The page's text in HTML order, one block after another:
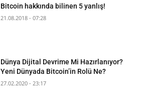
Bitcoin hakkında bilinen 5 yanlış!
21.08.2018 - 07:28
Dünya Dijital Devrime Mi Hazırlanıyor?
Yeni Dünyada Bitcoin’in Rolü Ne?
27.02.2020 - 23:17